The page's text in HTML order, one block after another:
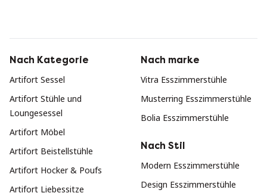
Nach Kategorie
Artifort Sessel
Artifort Stühle und
Loungesessel
Artifort Möbel
Artifort Beistellstühle
Artifort Hocker & Poufs
Artifort Liebessitze
Nach marke
Vitra Esszimmerstühle
Musterring Esszimmerstühle
Bolia Esszimmerstühle
Nach Stil
Modern Esszimmerstühle
Design Esszimmerstühle